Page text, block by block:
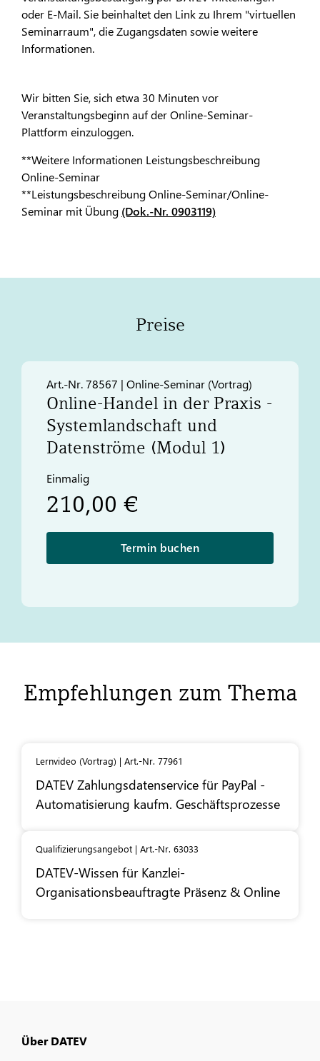
oder E-Mail. Sie beinhaltet den Link zu Ihrem "virtuellen
Seminarraum", die Zugangsdaten sowie weitere
Informationen.
Wir bitten Sie, sich etwa 30 Minuten vor
Veranstaltungsbeginn auf der Online-Seminar-
Plattform einzuloggen.
**Weitere Informationen Leistungsbeschreibung
Online-Seminar
**Leistungsbeschreibung Online-Seminar/Online-
Seminar mit Übung (Dok.-Nr. 0903119)
Preise
Art.-Nr. 78567 | Online-Seminar (Vortrag)​
Online-Handel in der Praxis -
Systemlandschaft und
Datenströme (Modul 1)
Einmalig
210,00 €
Termin buchen
Empfehlungen zum Thema
Lernvideo (Vortrag) | Art.-Nr. 77961
DATEV Zahlungsdatenservice für PayPal -
Automatisierung kaufm. Geschäftsprozesse
Qualifizierungsangebot | Art.-Nr. 63033
DATEV-Wissen für Kanzlei-
Organisationsbeauftragte Präsenz & Online
Über DATEV